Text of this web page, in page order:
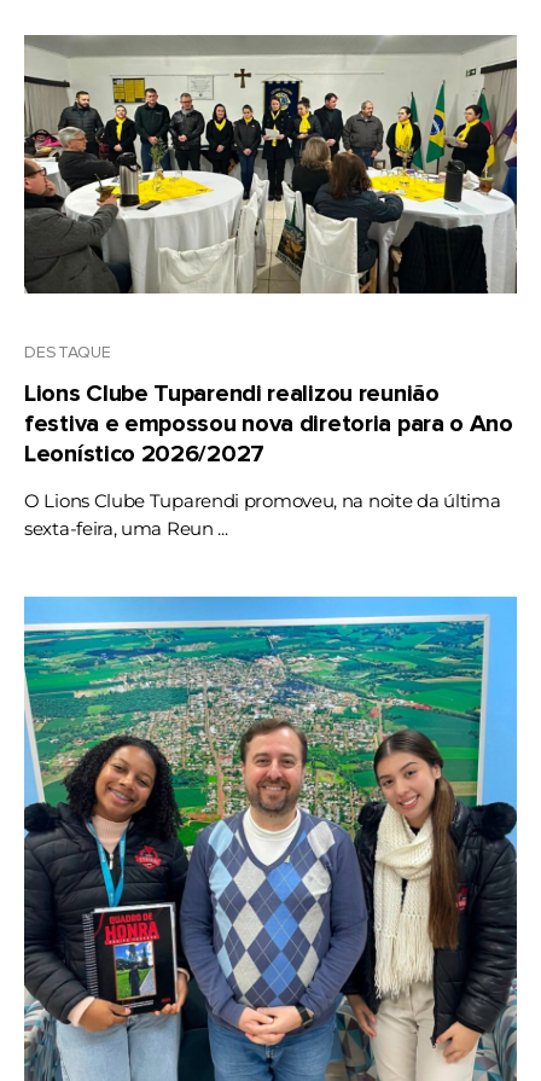
DESTAQUE
Lions Clube Tuparendi realizou reunião
festiva e empossou nova diretoria para o Ano
Leonístico 2026/2027
O Lions Clube Tuparendi promoveu, na noite da última
sexta-feira, uma Reun ...